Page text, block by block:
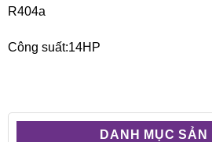
R404a
Công suất:14HP
DANH MỤC SẢN